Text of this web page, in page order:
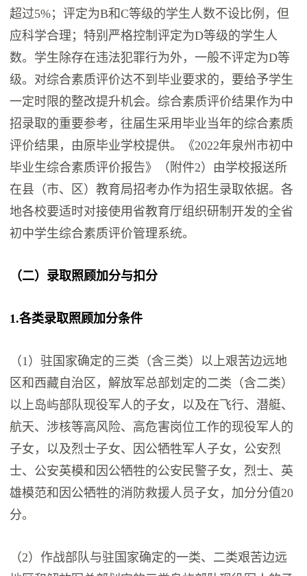
超过5%；评定为B和C等级的学生人数不设比例，但
应科学合理；特别严格控制评定为D等级的学生人
数。学生除存在违法犯罪行为外，一般不评定为D等
级。对综合素质评价达不到毕业要求的，要给予学生
一定时限的整改提升机会。综合素质评价结果作为中
招录取的重要参考，往届生采用毕业当年的综合素质
评价结果，由原毕业学校提供。《2022年泉州市初中
毕业生综合素质评价报告》（附件2）由学校报送所
在县（市、区）教育局招考办作为招生录取依据。各
地各校要适时对接使用省教育厅组织研制开发的全省
初中学生综合素质评价管理系统。
（二）录取照顾加分与扣分
1.各类录取照顾加分条件
（1）驻国家确定的三类（含三类）以上艰苦边远地
区和西藏自治区，解放军总部划定的二类（含二类）
以上岛屿部队现役军人的子女，以及在飞行、潜艇、
航天、涉核等高风险、高危害岗位工作的现役军人的
子女，以及烈士子女、因公牺牲军人子女，公安烈
士、公安英模和因公牺牲的公安民警子女，烈士、英
雄模范和因公牺牲的消防救援人员子女，加分分值20
分。
（2）作战部队与驻国家确定的一类、二类艰苦边远